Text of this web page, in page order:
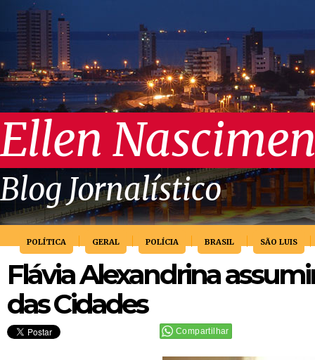
Ellen
Blog Jornalístico
POLÍTICA GERAL POLÍCIA BRASIL SÃO LUIS
Flávia Alexandrina
das Cidades
Compartilhar